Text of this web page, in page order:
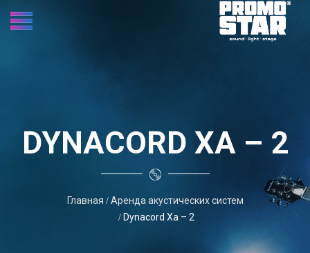
DYNACORD ХА – 2
Главная
Аренда акустических систем
Dynacord Ха – 2